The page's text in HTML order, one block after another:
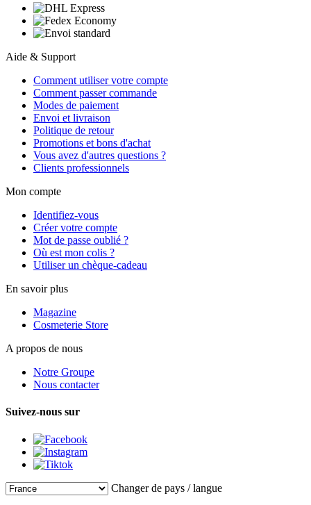
Aide & Support
Comment utiliser votre compte
Comment passer commande
Modes de paiement
Envoi et livraison
Politique de retour
Promotions et bons d'achat
Vous avez d'autres questions ?
Clients professionnels
Mon compte
Identifiez-vous
Créer votre compte
Mot de passe oublié ?
Où est mon colis ?
Utiliser un chèque-cadeau
En savoir plus
Magazine
Cosmeterie Store
A propos de nous
Notre Groupe
Nous contacter
Suivez-nous sur
Changer de pays / langue